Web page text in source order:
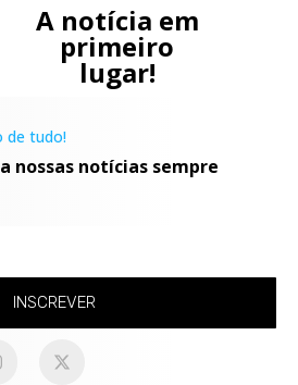
A notícia em
primeiro
lugar!
de tudo!
nossas notícias sempre
INSCREVER